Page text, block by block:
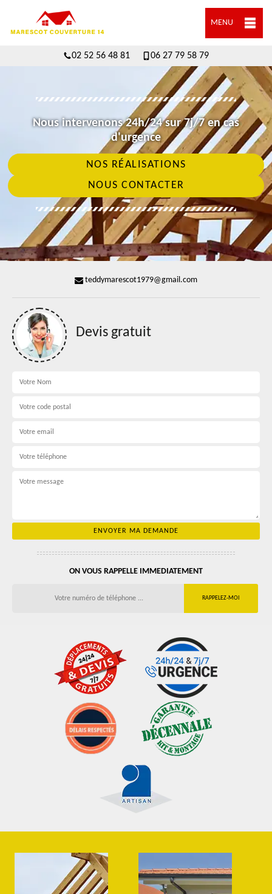
MENU
02 52 56 48 81 06 27 79 58 79
Nous intervenons 24h/24 sur 7j/7 en cas
d'urgence
NOS RÉALISATIONS
NOUS CONTACTER
teddymarescot1979@gmail.com
Devis gratuit
ON VOUS RAPPELLE IMMEDIATEMENT